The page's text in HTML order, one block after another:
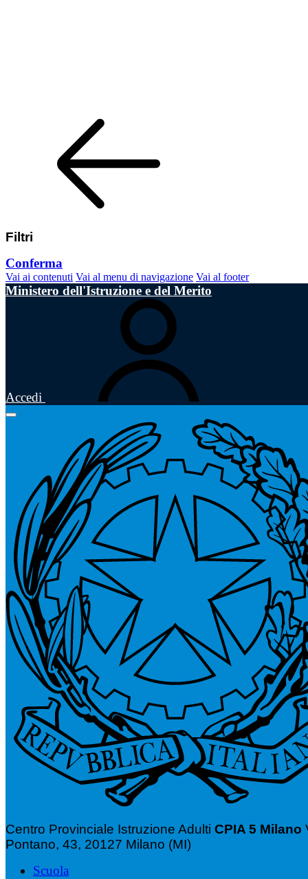
Filtri
Conferma
Vai ai contenuti Vai al menu di navigazione Vai al footer
Ministero dell'Istruzione e del Merito
Accedi
Centro Provinciale Istruzione Adulti CPIA 5 Milano
Pontano, 43, 20127 Milano (MI)
Scuola